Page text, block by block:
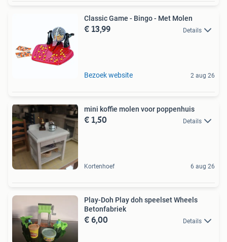
Classic Game - Bingo - Met Molen
€ 13,99 Details
Bezoek website 2 aug 26
mini koffie molen voor poppenhuis
€ 1,50 Details
Kortenhoef 6 aug 26
Play-Doh Play doh speelset Wheels
Betonfabriek
€ 6,00 Details